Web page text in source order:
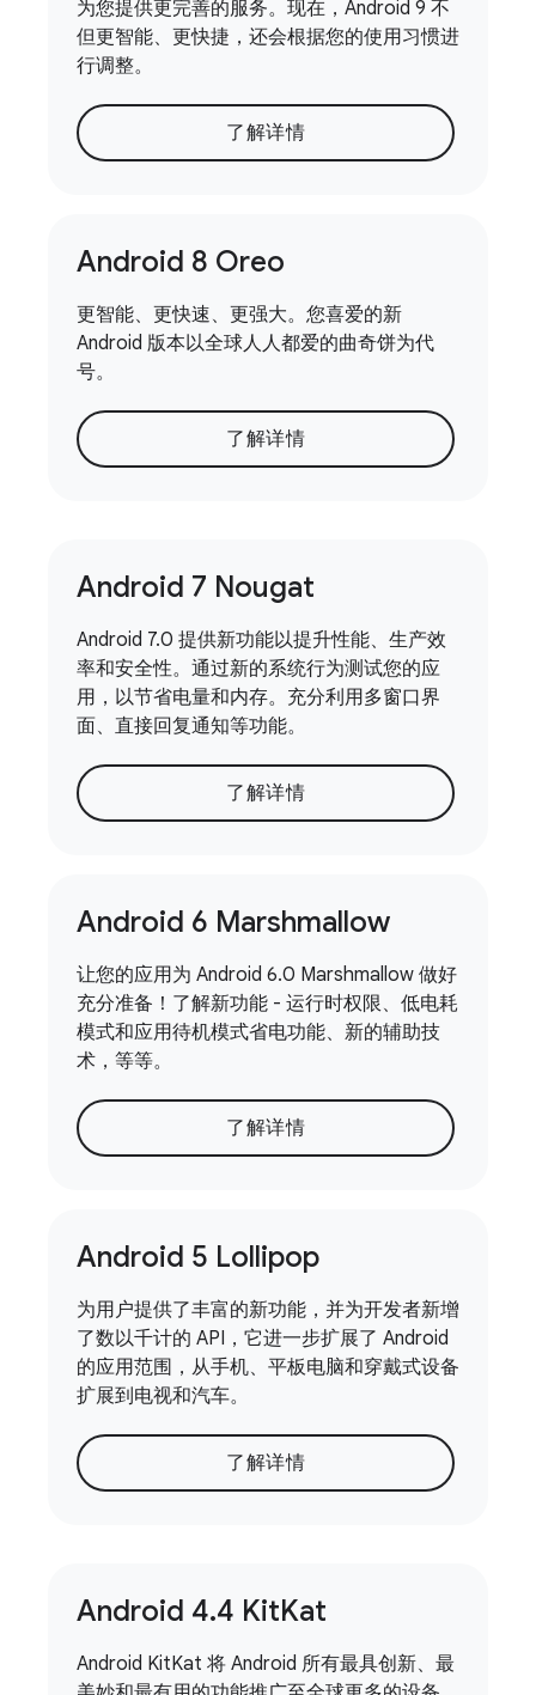
为您提供更完善的服务。现在，Android 9 不
但更智能、更快捷，还会根据您的使用习惯进
行调整。
了解详情
Android 8 Oreo
更智能、更快速、更强大。您喜爱的新
Android 版本以全球人人都爱的曲奇饼为代
号。
了解详情
Android 7 Nougat
Android 7.0 提供新功能以提升性能、生产效
率和安全性。通过新的系统行为测试您的应
用，以节省电量和内存。充分利用多窗口界
面、直接回复通知等功能。
了解详情
Android 6 Marshmallow
让您的应用为 Android 6.0 Marshmallow 做好
充分准备！了解新功能 - 运行时权限、低电耗
模式和应用待机模式省电功能、新的辅助技
术，等等。
了解详情
Android 5 Lollipop
为用户提供了丰富的新功能，并为开发者新增
了数以千计的 API，它进一步扩展了 Android
的应用范围，从手机、平板电脑和穿戴式设备
扩展到电视和汽车。
了解详情
Android 4.4 KitKat
Android KitKat 将 Android 所有最具创新、最